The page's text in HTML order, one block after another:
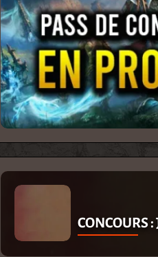
CONCOURS :